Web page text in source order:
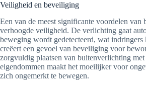
Veiligheid en beveiliging
Een van de meest significante voordelen van
verhoogde veiligheid. De verlichting gaat
beweging wordt gedetecteerd, wat
creëert een gevoel van beveiliging voor
zorgvuldig plaatsen van buitenverlichting met
eigendommen maakt het moeilijker voor
zich ongemerkt te bewegen.